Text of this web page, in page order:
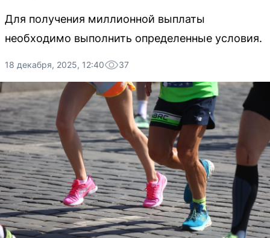
Для получения миллионной выплаты
необходимо выполнить определенные условия.
18 декабря, 2025, 12:40 37